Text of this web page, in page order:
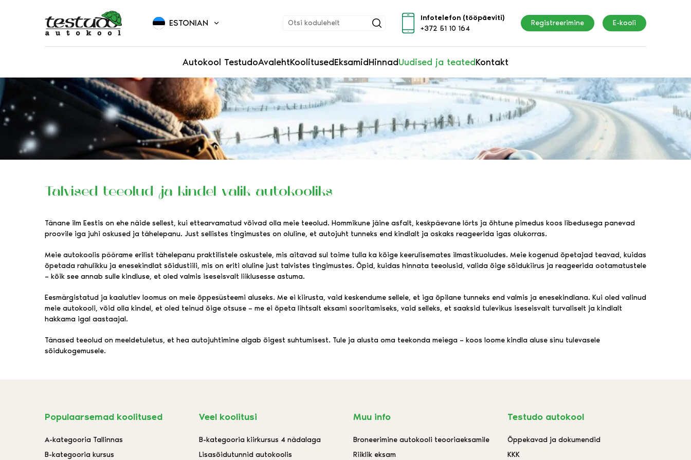
ESTONIAN
Infotelefon (tööpäeviti)
+372 51 10 164
Registreerimine E-kooli
Autokool TestudoAvalehtKoolitusedEksamidHinnadUudised ja teatedKontakt
Talvised teeolud ja kindel valik autokooliks
Tänane ilm Eestis on ehe näide sellest, kui ettearvamatud võivad olla meie teeolud. Hommikune jäine asfalt, keskpäevane lörts ja õhtune pimedus koos libedusega panevad
proovile iga juhi oskused ja tähelepanu. Just sellistes tingimustes on oluline, et autojuht tunneks end kindlalt ja oskaks reageerida igas olukorras.
Meie autokoolis pöörame erilist tähelepanu praktilistele oskustele, mis aitavad sul toime tulla ka kõige keerulisemates ilmastikuoludes. Meie kogenud õpetajad teavad, kuidas
õpetada rahulikku ja enesekindlat sõidustiili, mis on eriti oluline just talvistes tingimustes. Õpid, kuidas hinnata teeolusid, valida õige sõidukiirus ja reageerida ootamatustele
– kõik see annab sulle kindluse, et oled valmis iseseisvalt liiklusesse astuma.
Eesmärgistatud ja kaalutlev loomus on meie õppesüsteemi aluseks. Me ei kiirusta, vaid keskendume sellele, et iga õpilane tunneks end valmis ja enesekindlana. Kui oled valinud
meie autokooli, võid olla kindel, et oled teinud õige otsuse – me ei õpeta lihtsalt eksami sooritamiseks, vaid selleks, et saaksid tulevikus iseseisvalt turvaliselt ja kindlalt
hakkama igal aastaajal.
Tänased teeolud on meeldetuletus, et hea autojuhtimine algab õigest suhtumisest. Tule ja alusta oma teekonda meiega – koos loome kindla aluse sinu tulevasele
sõidukogemusele.
Populaarsemad koolitused
A-kategooria Tallinnas
B-kategooria kursus
Veel koolitusi
B-kategooria kiirkursus 4 nädalaga
Lisasõidutunnid autokoolis
Muu info
Broneerimine autokooli teooriaeksamile
Riiklik eksam
Testudo autokool
Õppekavad ja dokumendid
KKK